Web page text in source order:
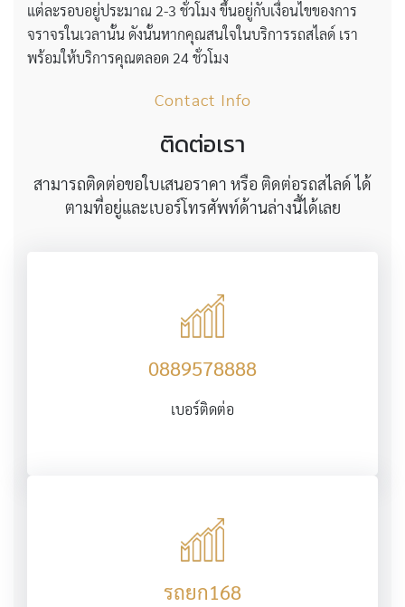
แต่ละรอบอยู่ประมาณ 2-3 ชั่วโมง ขึ้นอยู่กับเงื่อนไขของการ
จราจรในเวลานั้น ดังนั้นหากคุณสนใจในบริการรถสไลด์ เรา
พร้อมให้บริการคุณตลอด 24 ชั่วโมง
Contact Info
ติดต่อเรา
สามารถติดต่อขอใบเสนอราคา หรือ ติดต่อรถสไลด์ ได้
ตามที่อยู่และเบอร์โทรศัพท์ด้านล่างนี้ได้เลย
0889578888
เบอร์ติดต่อ
รถยก168